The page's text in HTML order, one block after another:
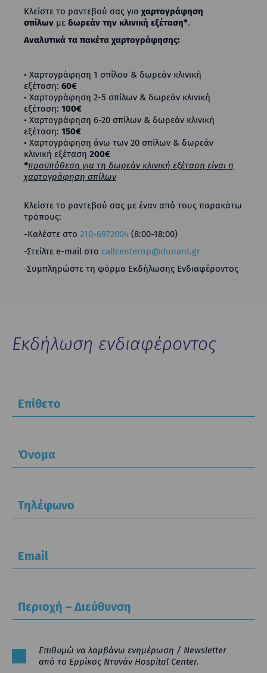
Κλείστε το ραντεβού σας για χαρτογράφηση
σπίλων με δωρεάν την κλινική εξέταση*.
Αναλυτικά τα πακέτα χαρτογράφησης:
• Χαρτογράφηση 1 σπίλου & δωρεάν κλινική
εξέταση: 60€
• Χαρτογράφηση 2-5 σπίλων & δωρεάν κλινική
εξέταση: 100€
• Χαρτογράφηση 6-20 σπίλων & δωρεάν κλινική
εξέταση: 150€
• Χαρτογράφηση άνω των 20 σπίλων & δωρεάν
κλινική εξέταση 200€
*προϋπόθεση για τη δωρεάν κλινική εξέταση είναι η
χαρτογράφηση σπίλων
Κλείστε το ραντεβού σας με έναν από τους παρακάτω
τρόπους:
-Καλέστε στο 210-6972004 (8:00-18:00)
-Στείλτε e-mail στo callcenterop@dunant.gr
-Συμπληρώστε τη φόρμα Εκδήλωσης Ενδιαφέροντος
Εκδήλωση ενδιαφέροντος
Επίθετο
Όνομα
Τηλέφωνο
Email
Περιοχή – Διεύθυνση
Επιθυμώ να λαμβάνω ενημέρωση / Newsletter
από το Ερρίκος Ντυνάν Hospital Center.